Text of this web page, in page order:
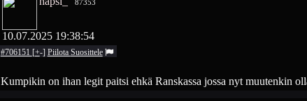
87353
10.07.2025 19:38:54
#706151 [+-] Piilota Suosittele
Kumpikin on ihan legit paitsi ehkä Ranskassa jossa nyt muutenkin